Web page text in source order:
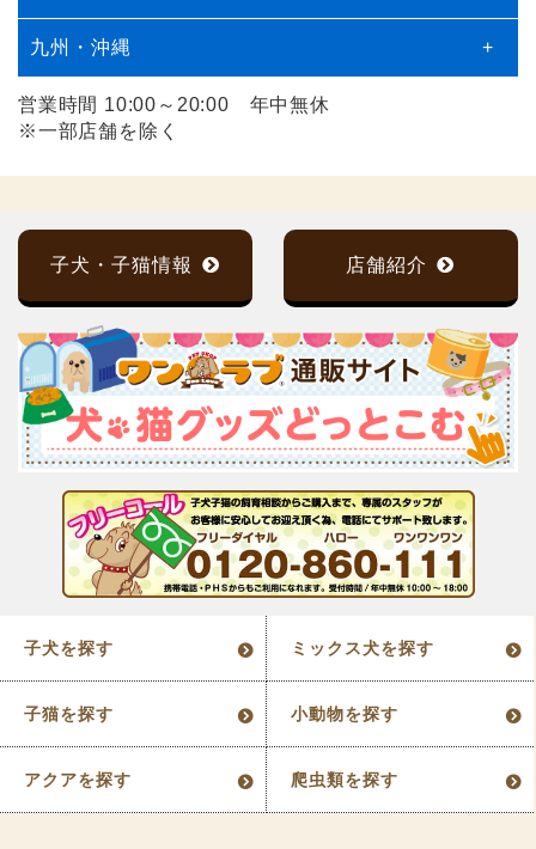
九州・沖縄 +
営業時間 10:00～20:00 年中無休
※一部店舗を除く
子犬・子猫情報 店舗紹介
子犬を探す ミックス犬を探す
子猫を探す 小動物を探す
アクアを探す 爬虫類を探す